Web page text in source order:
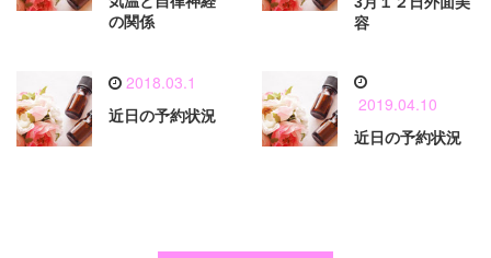
の関係
容
2018.03.1
近日の予約状況
2019.04.10
近日の予約状況